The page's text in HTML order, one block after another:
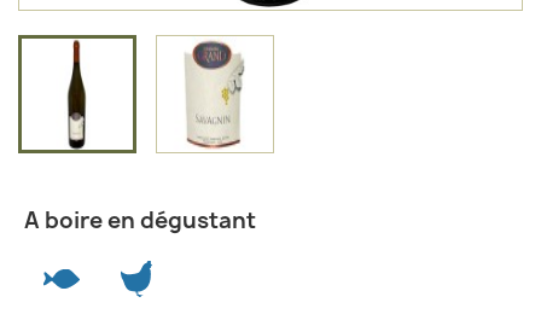
A boire en dégustant